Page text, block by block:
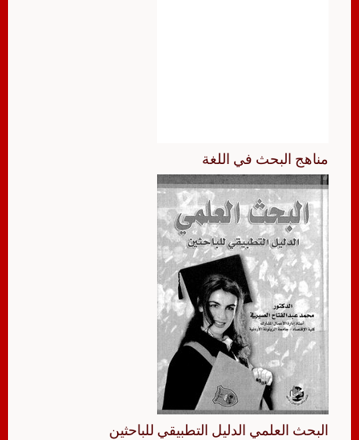
مناهج البحث في اللغة
البحث العلمي الدليل التطبيقي للباحثين